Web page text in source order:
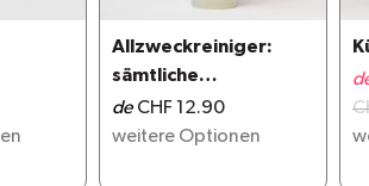
Allzweckreiniger:
sämtliche
Oberflächen
de CHF 12.90
weitere Optionen